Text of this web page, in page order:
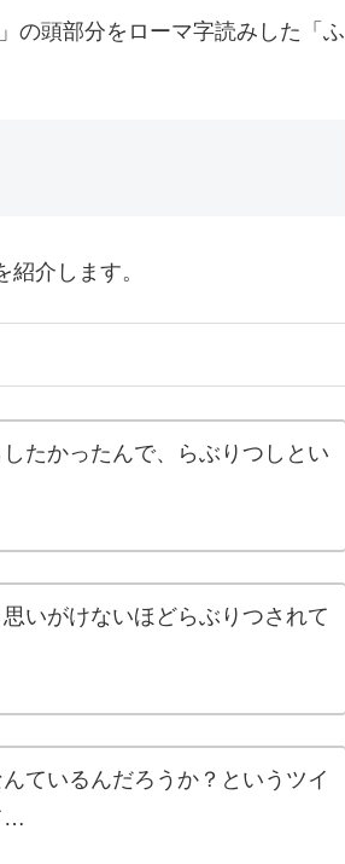
の頭部分をローマ字読みした「ふ
介します。
たかったんで、らぶりつしとい
いがけないほどらぶりつされて
ているんだろうか？というツイ
…